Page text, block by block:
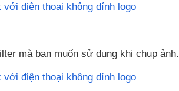
mà bạn muốn sử dụng khi chụp ảnh.